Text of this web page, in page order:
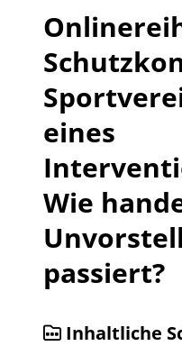
eines
Wie
passiert?
Inhaltliche